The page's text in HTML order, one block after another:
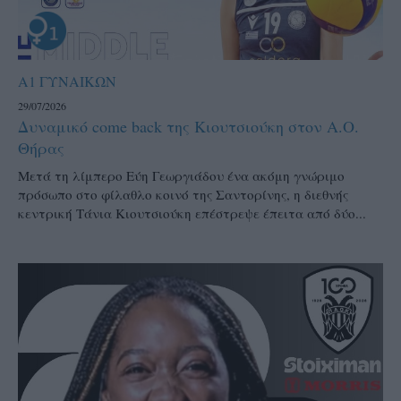
Α1 ΓΥΝΑΙΚΩΝ
29/07/2026
Δυναμικό come back της Κιουτσιούκη στον Α.Ο.
Θήρας
Μετά τη λίμπερο Εύη Γεωργιάδου ένα ακόμη γνώριμο
πρόσωπο στο φίλαθλο κοινό της Σαντορίνης, η διεθνής
κεντρική Τάνια Κιουτσιούκη επέστρεψε έπειτα από δύο...